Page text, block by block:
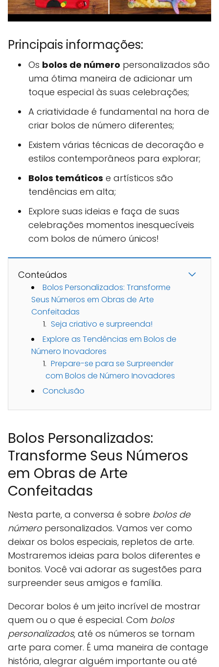
Principais informações:
Os bolos de número personalizados são
uma ótima maneira de adicionar um
toque especial às suas celebrações;
A criatividade é fundamental na hora de
criar bolos de número diferentes;
Existem várias técnicas de decoração e
estilos contemporâneos para explorar;
Bolos temáticos e artísticos são
tendências em alta;
Explore suas ideias e faça de suas
celebrações momentos inesquecíveis
com bolos de número únicos!
Conteúdos
Bolos Personalizados: Transforme
Seus Números em Obras de Arte
Confeitadas
Seja criativo e surpreenda!
Explore as Tendências em Bolos de
Número Inovadores
Prepare-se para se Surpreender
com Bolos de Número Inovadores
Conclusão
Bolos Personalizados:
Transforme Seus Números
em Obras de Arte
Confeitadas
Nesta parte, a conversa é sobre bolos de
número personalizados. Vamos ver como
deixar os bolos especiais, repletos de arte.
Mostraremos ideias para bolos diferentes e
bonitos. Você vai adorar as sugestões para
surpreender seus amigos e família.
Decorar bolos é um jeito incrível de mostrar
quem ou o que é especial. Com bolos
personalizados, até os números se tornam
arte para comer. É uma maneira de contage
história, alegrar alguém importante ou até